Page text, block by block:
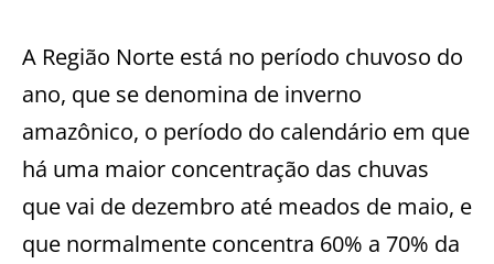
A Região Norte está no período chuvoso do
ano, que se denomina de inverno
amazônico, o período do calendário em que
há uma maior concentração das chuvas
que vai de dezembro até meados de maio, e
que normalmente concentra 60% a 70% da